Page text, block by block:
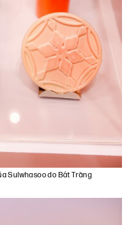
Sulwhasoo do Bát Tràng